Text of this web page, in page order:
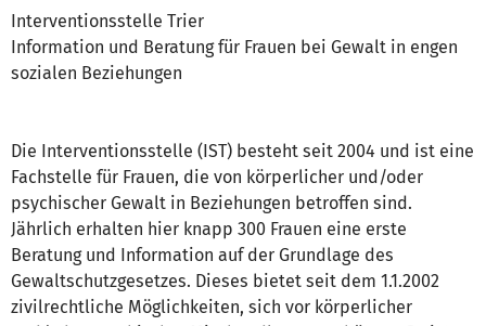
Interventionsstelle Trier
Information und Beratung für Frauen bei Gewalt in engen
sozialen Beziehungen
Die Interventionsstelle (IST) besteht seit 2004 und ist eine
Fachstelle für Frauen, die von körperlicher und/oder
psychischer Gewalt in Beziehungen betroffen sind.
Jährlich erhalten hier knapp 300 Frauen eine erste
Beratung und Information auf der Grundlage des
Gewaltschutzgesetzes. Dieses bietet seit dem 1.1.2002
zivilrechtliche Möglichkeiten, sich vor körperlicher